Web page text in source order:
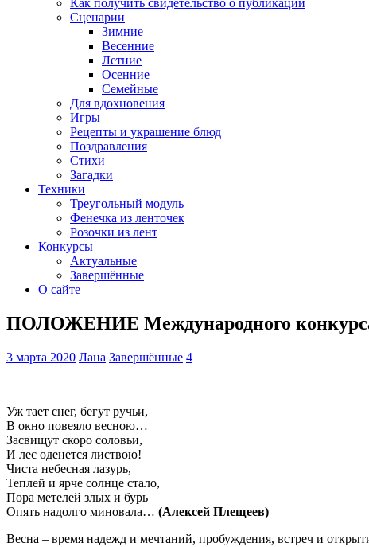
Как получить свидетельство о публикации
Сценарии
Зимние
Весенние
Летние
Осенние
Семейные
Для вдохновения
Игры
Рецепты и украшение блюд
Поздравления
Стихи
Загадки
Техники
Треугольный модуль
Фенечка из ленточек
Розочки из лент
Конкурсы
Актуальные
Завершённые
О сайте
ПОЛОЖЕНИЕ Международного конкурса
3 марта 2020 Лана Завершённые 4
Уж тает снег, бегут ручьи,
В окно повеяло весною…
Засвищут скоро соловьи,
И лес оденется листвою!
Чиста небесная лазурь,
Теплей и ярче солнце стало,
Пора метелей злых и бурь
Опять надолго миновала… (Алексей Плещеев)
Весна – время надежд и мечтаний, пробуждения, встреч и